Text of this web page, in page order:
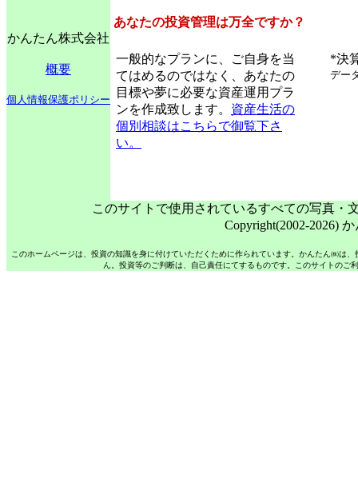
かんたん株式会社
概要
個人情報保護ポリシー
あなたの投資管理は万全ですか？
一般的なプランに、ご自身を当
てはめるのではなく、あなたの
目標や夢に必要な資産運用プラ
ンを作成致します。 資産生活の
個別相談はこちらで御覧下さ
い。
*決
デー
このサイトで使用されているすべての写真・
Copyright(2002-2026)
このホームページは、投資の知識を身に付けていただくために作られています。かんたん㈱は
ん。投資等のご判断は、自己責任にてするものです。このサイトのご